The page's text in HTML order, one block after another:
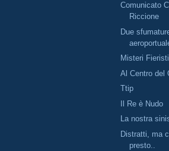
Comunicato
Riccione
Due
Misteri
Al Centro del
Ttip
Il Re è Nudo
La nostra
Distratti, ma
presto..